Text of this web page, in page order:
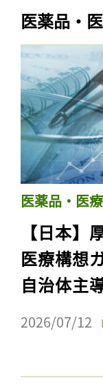
医薬品・
医薬品・医
【日本】
医療構想
自治体主
2026/07/12